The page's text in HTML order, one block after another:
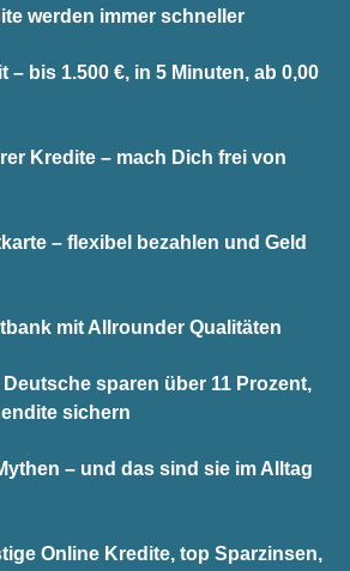
werden immer schneller
– bis 1.500 €, in 5 Minuten, ab 0,00
Kredite – mach Dich frei von
– flexibel bezahlen und Geld
mit Allrounder Qualitäten
sparen über 11 Prozent,
sichern
– und das sind sie im Alltag
Online Kredite, top Sparzinsen,